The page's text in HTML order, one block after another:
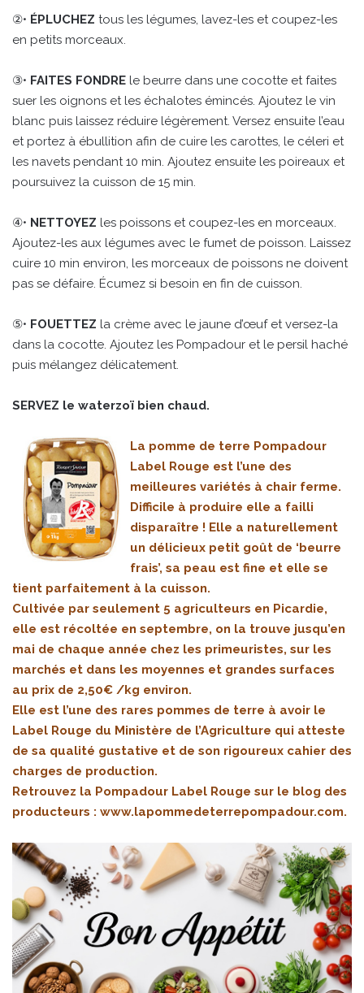
②• ÉPLUCHEZ tous les légumes, lavez-les et coupez-les
en petits morceaux.
③• FAITES FONDRE le beurre dans une cocotte et faites
suer les oignons et les échalotes émincés. Ajoutez le vin
blanc puis laissez réduire légèrement. Versez ensuite l’eau
et portez à ébullition afin de cuire les carottes, le céleri et
les navets pendant 10 min. Ajoutez ensuite les poireaux et
poursuivez la cuisson de 15 min.
④• NETTOYEZ les poissons et coupez-les en morceaux.
Ajoutez-les aux légumes avec le fumet de poisson. Laissez
cuire 10 min environ, les morceaux de poissons ne doivent
pas se défaire. Écumez si besoin en fin de cuisson.
⑤• FOUETTEZ la crème avec le jaune d’œuf et versez-la
dans la cocotte. Ajoutez les Pompadour et le persil haché
puis mélangez délicatement.
SERVEZ le waterzoï bien chaud.
La pomme de terre Pompadour
Label Rouge est l’une des
meilleures variétés à chair ferme.
Difficile à produire elle a failli
disparaître ! Elle a naturellement
un délicieux petit goût de ‘beurre
frais’, sa peau est fine et elle se
tient parfaitement à la cuisson.
Cultivée par seulement 5 agriculteurs en Picardie,
elle est récoltée en septembre, on la trouve jusqu’en
mai de chaque année chez les primeuristes, sur les
marchés et dans les moyennes et grandes surfaces
au prix de 2,50€ /kg environ.
Elle est l’une des rares pommes de terre à avoir le
Label Rouge du Ministère de l’Agriculture qui atteste
de sa qualité gustative et de son rigoureux cahier des
charges de production.
Retrouvez la Pompadour Label Rouge sur le blog des
producteurs : www.lapommedeterrepompadour.com.